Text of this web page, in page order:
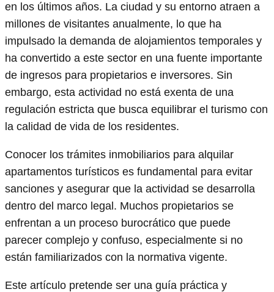
en los últimos años. La ciudad y su entorno atraen a
millones de visitantes anualmente, lo que ha
impulsado la demanda de alojamientos temporales y
ha convertido a este sector en una fuente importante
de ingresos para propietarios e inversores. Sin
embargo, esta actividad no está exenta de una
regulación estricta que busca equilibrar el turismo con
la calidad de vida de los residentes.
Conocer los trámites inmobiliarios para alquilar
apartamentos turísticos es fundamental para evitar
sanciones y asegurar que la actividad se desarrolla
dentro del marco legal. Muchos propietarios se
enfrentan a un proceso burocrático que puede
parecer complejo y confuso, especialmente si no
están familiarizados con la normativa vigente.
Este artículo pretende ser una guía práctica y